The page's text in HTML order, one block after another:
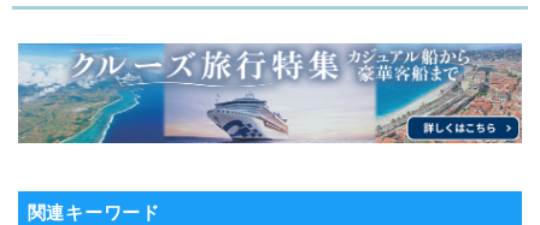
関連キーワード